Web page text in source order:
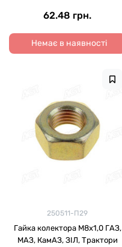
62.48 грн.
Немає в наявності
250511-П29
Гайка колектора М8х1,0 ГАЗ,
МАЗ, КамАЗ, ЗІЛ, Трактори